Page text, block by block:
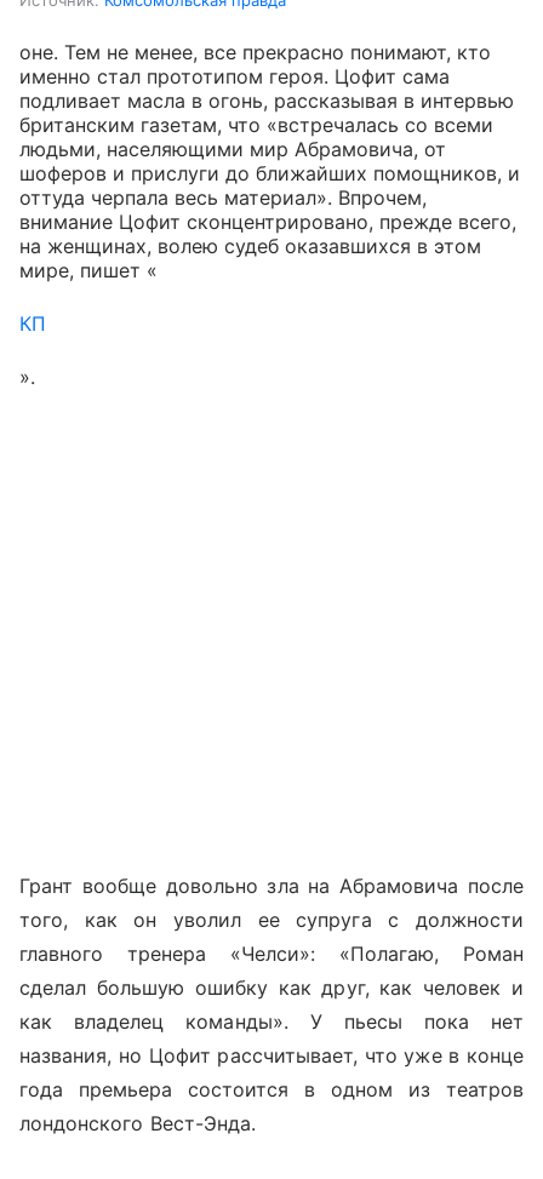
оне. Тем не менее, все прекрасно понимают, кто
именно стал прототипом героя. Цофит сама
подливает масла в огонь, рассказывая в интервью
британским газетам, что «встречалась со всеми
людьми, населяющими мир Абрамовича, от
шоферов и прислуги до ближайших помощников, и
оттуда черпала весь материал». Впрочем,
внимание Цофит сконцентрировано, прежде всего,
на женщинах, волею судеб оказавшихся в этом
мире, пишет «
КП
».
Грант вообще довольно зла на Абрамовича после
того, как он уволил ее супруга с должности
главного тренера «Челси»: «Полагаю, Роман
сделал большую ошибку как друг, как человек и
как владелец команды». У пьесы пока нет
названия, но Цофит рассчитывает, что уже в конце
года премьера состоится в одном из театров
лондонского Вест-Энда.